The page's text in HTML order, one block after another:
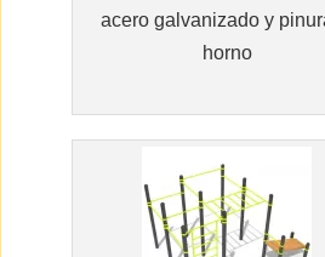
acero galvanizado y
horno